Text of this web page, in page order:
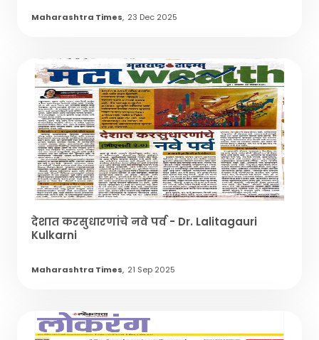
Maharashtra Times, 23 Dec 2025
देशात करसुधारणांचे नवे पर्व - Dr. Lalitagauri
Kulkarni
Maharashtra Times, 21 Sep 2025